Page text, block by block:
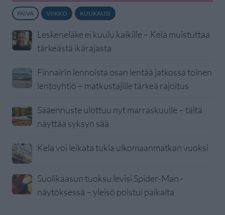
PÄIVÄ VIIKKO KUUKAUSI
Leskeneläke ei kuulu kaikille – Kela muistuttaa
tärkeästä ikärajasta
Finnairin lennoista osan lentää jatkossa toinen
lentoyhtiö – matkustajille tärkeä rajoitus
Sääennuste ulottuu nyt marraskuulle – tältä
näyttää syksyn sää
Kela voi leikata tukia ulkomaanmatkan vuoksi
Suolikaasun tuoksu levisi Spider-Man -
näytöksessä – yleisö poistui paikalta